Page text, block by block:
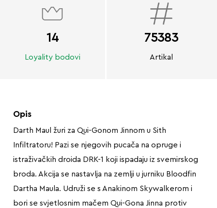
14
Loyality bodovi
75383
Artikal
Opis
Darth Maul žuri za Qui-Gonom Jinnom u Sith
Infiltratoru! Pazi se njegovih pucača na opruge i
istraživačkih droida DRK-1 koji ispadaju iz svemirskog
broda. Akcija se nastavlja na zemlji u jurniku Bloodfin
Dartha Maula. Udruži se s Anakinom Skywalkerom i
bori se svjetlosnim mačem Qui-Gona Jinna protiv